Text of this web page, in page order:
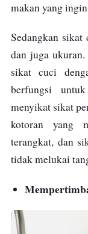
makan yang
Sedangkan
dan juga
sikat cuci
berfungsi
menyikat sikat
kotoran yang
terangkat, dan
tidak melukai